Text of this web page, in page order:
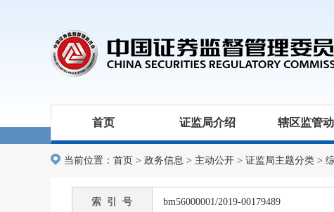
首页 证监局介绍 辖区监管
当前位置： 首页 > 政务信息 > 主动公开 > 证监局主题分类 >
索 引 号 bm56000001/2019-00179489